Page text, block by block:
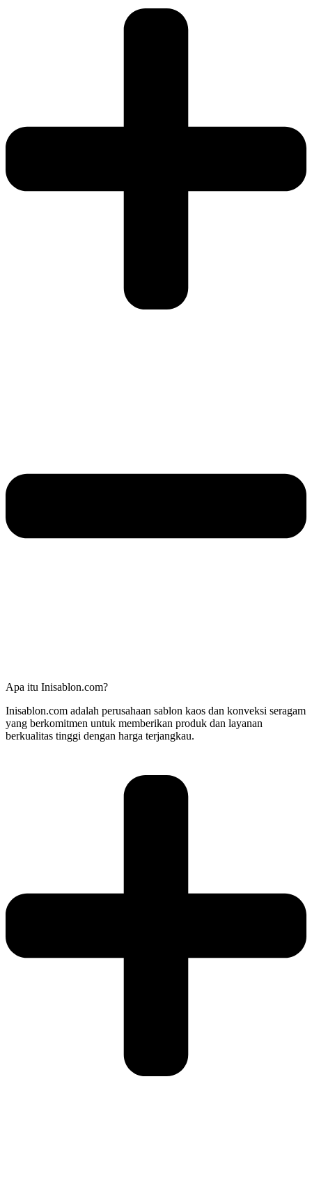
Apa itu Inisablon.com?
Inisablon.com adalah perusahaan sablon kaos dan konveksi seragam
yang berkomitmen untuk memberikan produk dan layanan
berkualitas tinggi dengan harga terjangkau.